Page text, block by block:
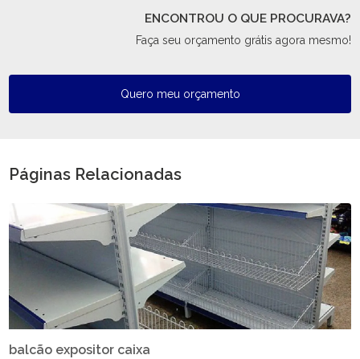
ENCONTROU O QUE PROCURAVA?
Faça seu orçamento grátis agora mesmo!
Quero meu orçamento
Páginas Relacionadas
balcão expositor caixa